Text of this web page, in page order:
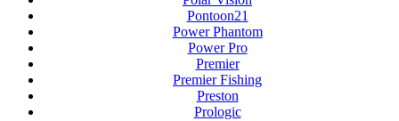
Pontoon21
Power Phantom
Power Pro
Premier
Premier Fishing
Preston
Prologic